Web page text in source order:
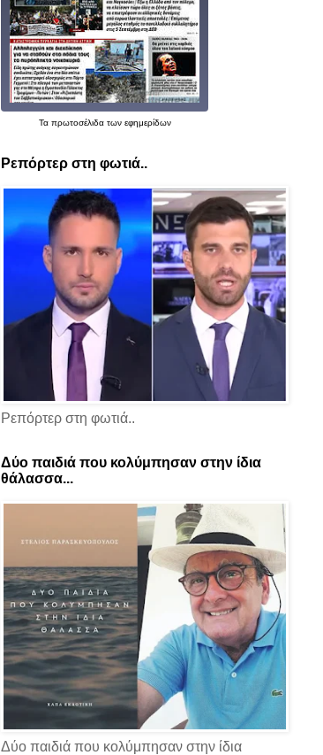
Τα πρωτοσέλιδατων εφημερίδων
Ρεπόρτερ στη φωτιά..
Ρεπόρτερ στη φωτιά..
Δύο παιδιά που κολύμπησαν στην ίδια
θάλασσα...
Δύο παιδιά που κολύμπησαν στην ίδια